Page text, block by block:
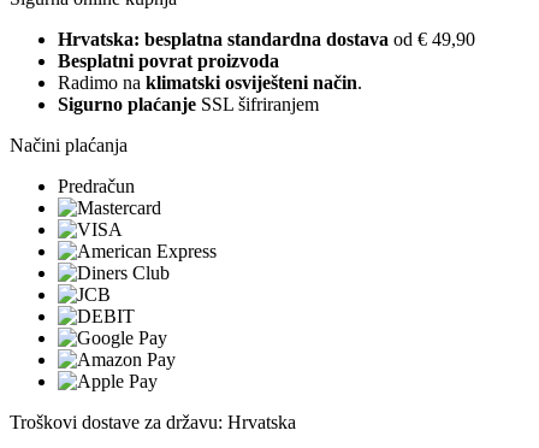
Hrvatska: besplatna standardna dostava od € 49,90
Besplatni povrat proizvoda
Radimo na klimatski osviješteni način.
Sigurno plaćanje SSL šifriranjem
Načini plaćanja
Predračun
Troškovi dostave za državu: Hrvatska